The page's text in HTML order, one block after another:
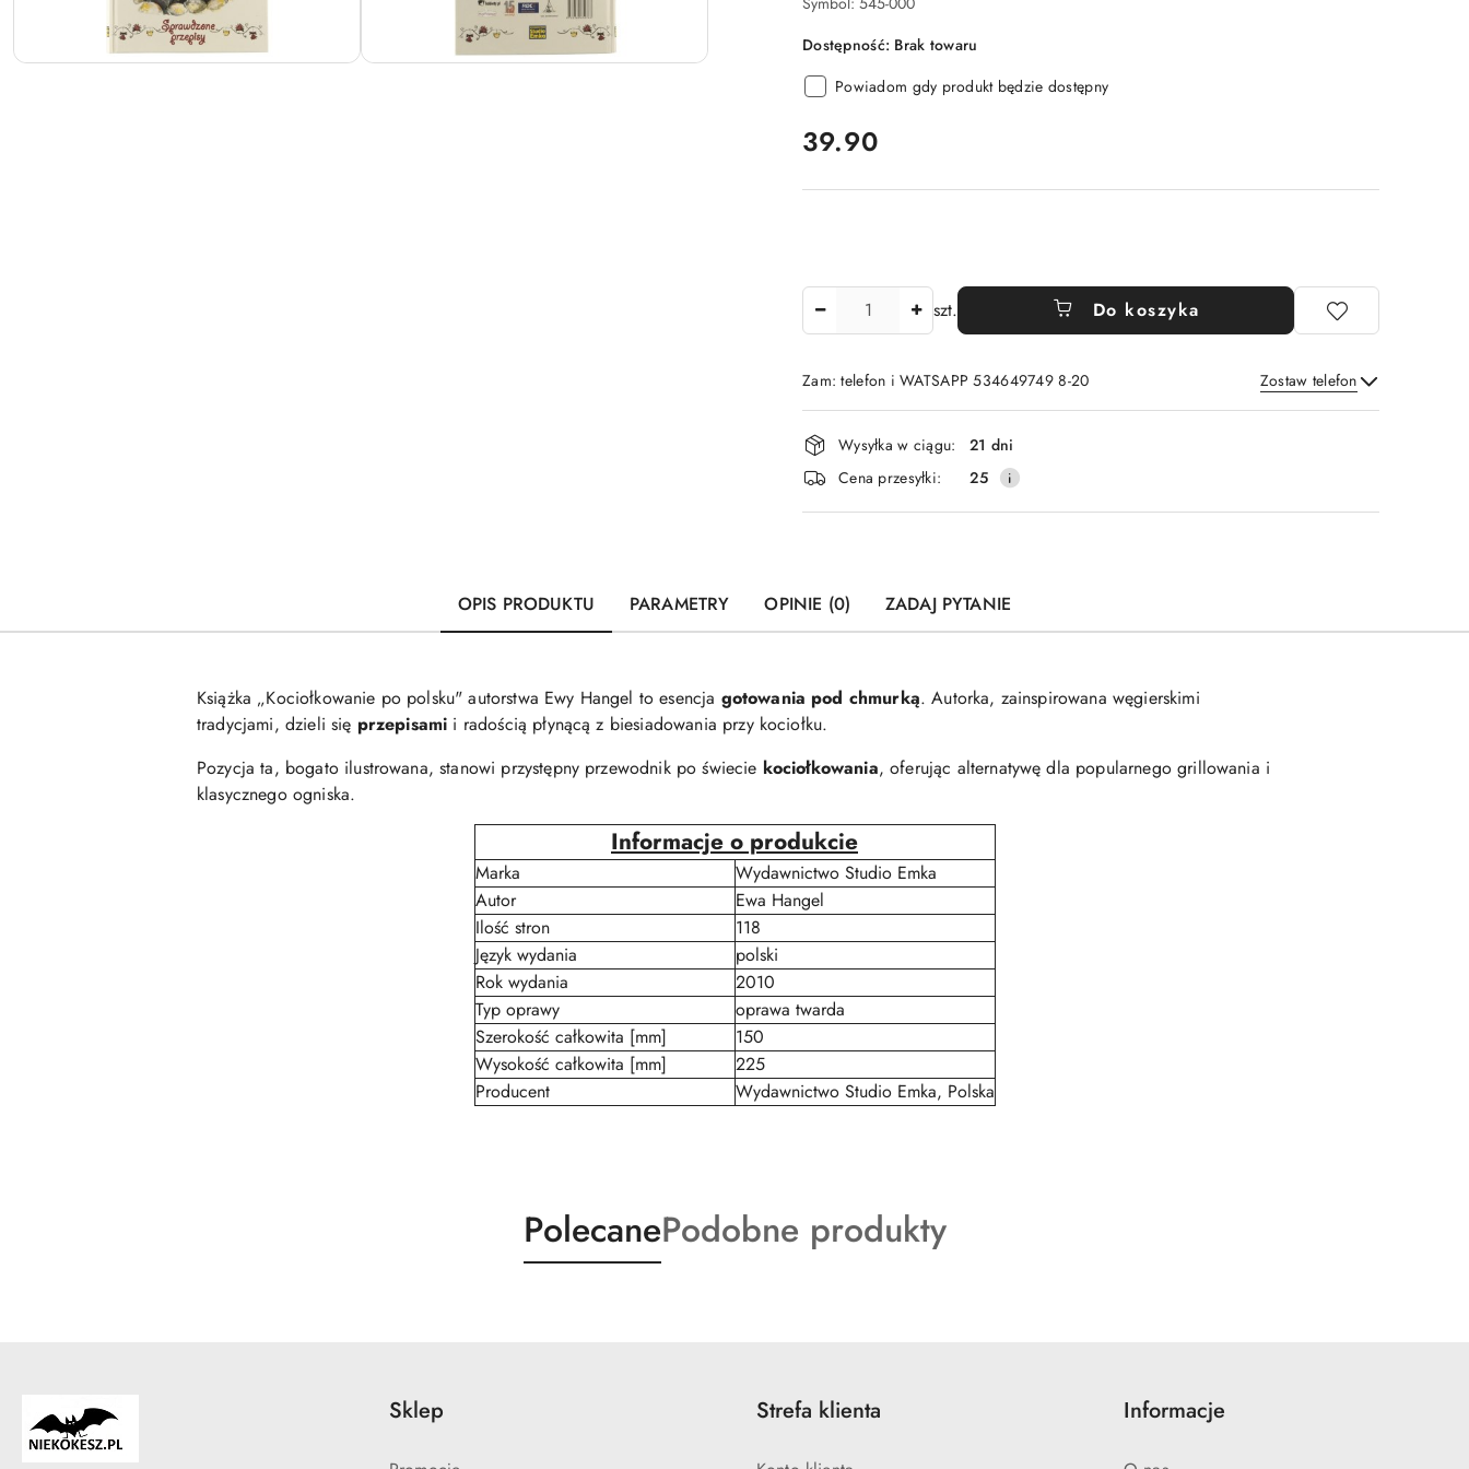
Dostępność: Brak towaru
Powiadom gdy produkt będzie dostępny
cena:
39.90
szt. Do koszyka
Zam: telefon i WATSAPP 534649749 8-20 Zostaw telefon
Wyślij
Dostępność
i
dostawa
Wysyłka w ciągu:
21 dni
Cena przesyłki:
25
OPIS PRODUKTU PARAMETRY OPINIE (0) ZADAJ PYTANIE
Książka „Kociołkowanie po polsku" autorstwa Ewy Hangel to esencja gotowania pod chmurką. Autorka, zainspirowana węgierskimi
tradycjami, dzieli się przepisami i radością płynącą z biesiadowania przy kociołku.
Pozycja ta, bogato ilustrowana, stanowi przystępny przewodnik po świecie kociołkowania, oferując alternatywę dla popularnego grillowania i
klasycznego ogniska.
Informacje o produkcie
Marka
Wydawnictwo Studio Emka
Autor
Ewa Hangel
Ilość stron
118
Język wydania
polski
Rok wydania
2010
Typ oprawy
oprawa twarda
Szerokość całkowita [mm]
150
Wysokość całkowita [mm]
225
Producent
Wydawnictwo Studio Emka, Polska
Produkty
o
PolecaneProdukty
o
Podobne produkty
Sklep Strefa klienta Informacje